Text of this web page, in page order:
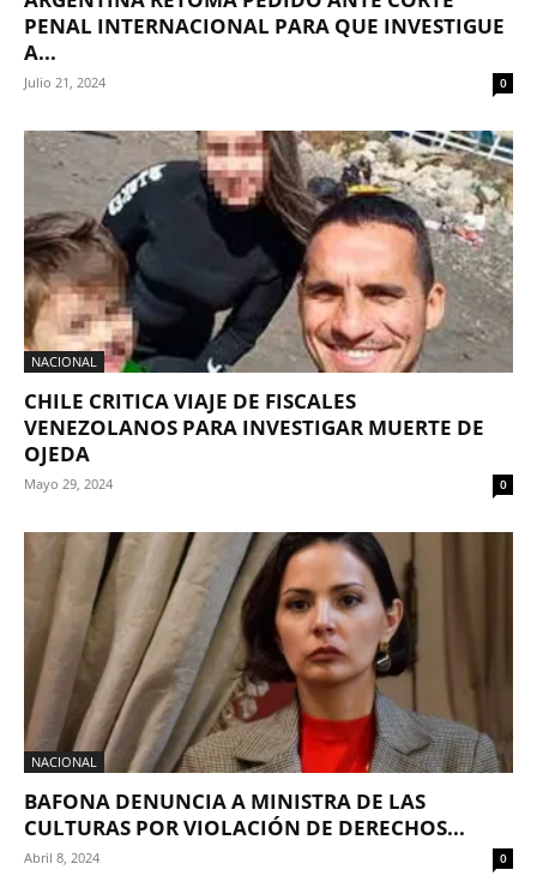
PENAL INTERNACIONAL PARA QUE INVESTIGUE
A...
Julio 21, 2024 0
NACIONAL
CHILE CRITICA VIAJE DE FISCALES
VENEZOLANOS PARA INVESTIGAR MUERTE DE
OJEDA
Mayo 29, 2024 0
NACIONAL
BAFONA DENUNCIA A MINISTRA DE LAS
CULTURAS POR VIOLACIÓN DE DERECHOS...
Abril 8, 2024 0